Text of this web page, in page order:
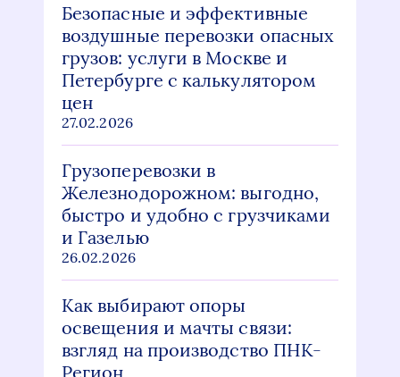
Безопасные и эффективные
воздушные перевозки опасных
грузов: услуги в Москве и
Петербурге с калькулятором
цен
27.02.2026
Грузоперевозки в
Железнодорожном: выгодно,
быстро и удобно с грузчиками
и Газелью
26.02.2026
Как выбирают опоры
освещения и мачты связи:
взгляд на производство ПНК-
Регион